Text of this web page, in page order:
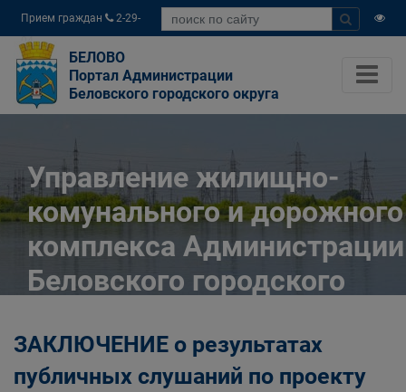
Прием граждан
2-29-
04
БЕЛОВО
Портал Администрации
Беловского городского округа
Управление жилищно-
комунального и дорожного
комплекса Администрации
Беловского городского
Органы власти
Муниципальные учреждения
ЗАКЛЮЧЕНИЕ о результатах
публичных слушаний по проекту